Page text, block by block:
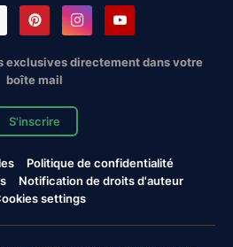
exclusives directement dans votre
boîte mail
S'inscrire
Politique de confidentialité
Notification de droits d'auteur
settings